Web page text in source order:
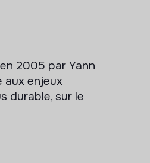
2005 par Yann
aux enjeux
durable, sur le